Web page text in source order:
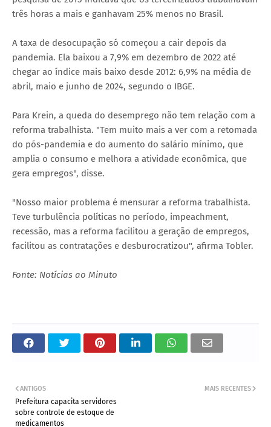
três horas a mais e ganhavam 25% menos no Brasil.
A taxa de desocupação só começou a cair depois da
pandemia. Ela baixou a 7,9% em dezembro de 2022 até
chegar ao índice mais baixo desde 2012: 6,9% na média de
abril, maio e junho de 2024, segundo o IBGE.
Para Krein, a queda do desemprego não tem relação com a
reforma trabalhista. "Tem muito mais a ver com a retomada
do pós-pandemia e do aumento do salário mínimo, que
amplia o consumo e melhora a atividade econômica, que
gera empregos", disse.
"Nosso maior problema é mensurar a reforma trabalhista.
Teve turbulência políticas no período, impeachment,
recessão, mas a reforma facilitou a geração de empregos,
facilitou as contratações e desburocratizou", afirma Tobler.
Fonte: Notícias ao Minuto
MAIS RECENTES
ANTIGOS
Prefeitura capacita servidores
sobre controle de estoque de
medicamentos